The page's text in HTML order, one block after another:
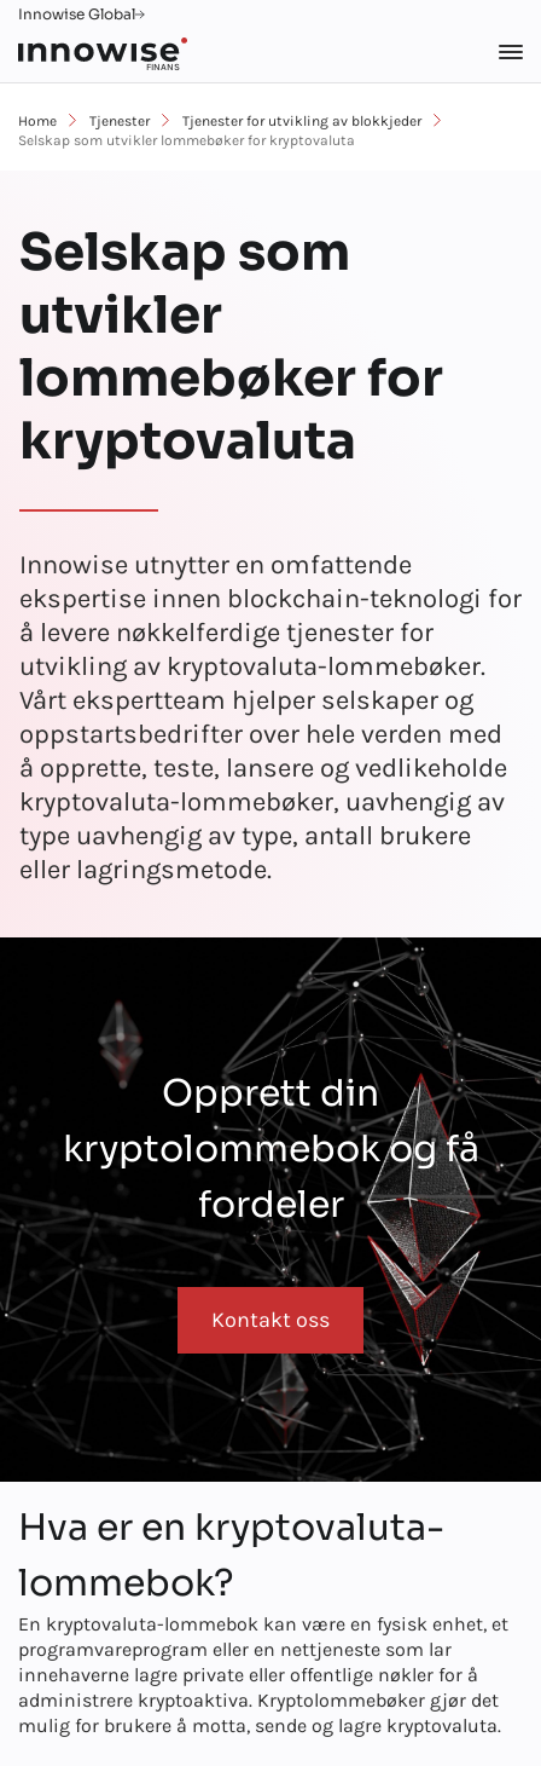
Innowise Global
FINANS
Home Tjenester
Tjenester for utvikling av blokkjeder
Selskap som utvikler lommebøker for kryptovaluta
Selskap som
utvikler
lommebøker for
kryptovaluta
Innowise utnytter en omfattende
ekspertise innen blockchain-teknologi for
å levere nøkkelferdige tjenester for
utvikling av kryptovaluta-lommebøker.
Vårt ekspertteam hjelper selskaper og
oppstartsbedrifter over hele verden med
å opprette, teste, lansere og vedlikeholde
kryptovaluta-lommebøker, uavhengig av
type uavhengig av type, antall brukere
eller lagringsmetode.
Opprett din
kryptolommebok og få
fordeler
Kontakt oss
Hva er en kryptovaluta-
lommebok?
En kryptovaluta-lommebok kan være en fysisk enhet, et
programvareprogram eller en nettjeneste som lar
innehaverne lagre private eller offentlige nøkler for å
administrere kryptoaktiva. Kryptolommebøker gjør det
mulig for brukere å motta, sende og lagre kryptovaluta.